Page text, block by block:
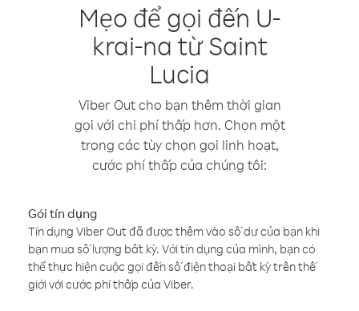
Mẹo để gọi đến U-
krai-na từ Saint
Lucia
Viber Out cho bạn thêm thời gian
gọi với chi phí thấp hơn. Chọn một
trong các tùy chọn gọi linh hoạt,
cước phí thấp của chúng tôi:
Gói tín dụng
Tín dụng Viber Out đã được thêm vào số dư của bạn khi
bạn mua số lượng bất kỳ. Với tín dụng của mình, bạn có
thể thực hiện cuộc gọi đến số điện thoại bất kỳ trên thế
giới với cước phí thấp của Viber.